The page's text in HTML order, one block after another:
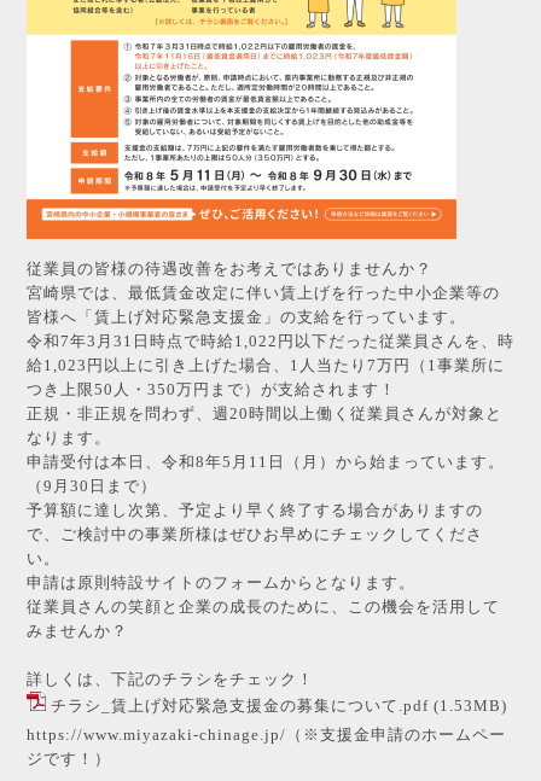
従業員の皆様の待遇改善をお考えではありませんか？
宮崎県では、最低賃金改定に伴い賃上げを行った中小企業等の
皆様へ「賃上げ対応緊急支援金」の支給を行っています。
令和7年3月31日時点で時給1,022円以下だった従業員さんを、時
給1,023円以上に引き上げた場合、1人当たり7万円（1事業所に
つき上限50人・350万円まで）が支給されます！
正規・非正規を問わず、週20時間以上働く従業員さんが対象と
なります。
申請受付は本日、令和8年5月11日（月）から始まっています。
（9月30日まで）
予算額に達し次第、予定より早く終了する場合がありますの
で、ご検討中の事業所様はぜひお早めにチェックしてくださ
い。
申請は原則特設サイトのフォームからとなります。
従業員さんの笑顔と企業の成長のために、この機会を活用して
みませんか？
詳しくは、下記のチラシをチェック！
チラシ_賃上げ対応緊急支援金の募集について.pdf (1.53MB)
https://www.miyazaki-chinage.jp/ （※支援金申請のホームペー
ジです！）